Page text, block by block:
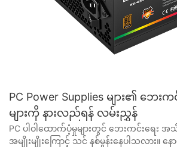
PC Power Supplies များ၏ ဘေး
များကို နားလည်ရန် လမ်းညွှန်
PC ပါဝါထောက်ပံ့မှုများတွင် ဘေးကင်းရေး အသိအမှတ်ပြုလက်မှတ် အမျိုးမျိုးကြောင့် သင် နစ်မွန်းနေပါသလား။ နောက်ထပ်မကြည့်ပါနဲ့။ ဤပြည့်စုံသောလမ်းညွှန်ချက်သည် မတူညီသော အသိအမှတ်ပြုလက်မှတ်များကို ခွဲခြမ်းစိပ်ဖြာပြီး သင့်ကွန်ပျူတာအတွက် ဘေးကင်းပြီး ယုံကြည်စိတ်ချရသော ပါဝါထောက်ပံ့မှုကို သေချာစေရန်အတွက် မည်သည့်အရာများသည် အရေးကြီးကြောင်း နားလည်ကူညီပေးပါမည်။ အသိပေးပြီး သင့် PC စနစ်ထည့်သွင်းမှုအတွက် အကောင်းဆုံးရွေးချယ်မှုပြုလုပ်ပါ။ - PC Power Supplies ၏ ခြုံငုံသုံးသပ်ချက်နှင့် Safety Certifications ၏ အရေးပါမှု ယနေ့နည်းပညာဖြင့်မောင်းနှင်သောကမ္ဘာတွင်၊ PC power supply နှင့်ပတ်သက်လာသောအခါဘေးကင်းရေးလက်မှတ်များ၏အရေးကြီးမှုကိုနားလည်ရန်အရေးကြီးပါသည်။ မည်သည့်ကွန်ပြူတာစနစ်၏ဗဟိုချက်အဖြစ်မဆို အကောင်းဆုံးစွမ်းဆောင်ရည်နှင့် လုပ်ဆောင်နိုင်စွမ်းကိုသေချာစေရန်အတွက် လိုအပ်သော လျှပ်စစ်စွမ်းအင်ကို ပါဝါထောက်ပံ့မှုတွင် တာဝန်ရှိပါသည်။ ယုံကြည်စိတ်ချရပြီး ဘေးကင်းလုံခြုံသော ပါဝါထောက်ပံ့မှုမရှိပါက ကွန်ပျူတာစနစ်သည် ပျက်စီးခြင်း၊ ချွတ်ယွင်းခြင်း သို့မဟုတ် မီးဘေးအန္တရာယ်များပင် ဖြစ်နိုင်ချေရှိသည်။ PC ပါဝါထောက်ပံ့မှုကို ဝယ်ယူသည့်အခါတွင် သုံးစွဲသူများသည် ပါဝါထောက်ပံ့ရောင်းချသူများနှင့် ထုတ်လုပ်သူများထံမှ ရွေးချယ်စရာများစွာနှင့် ရင်ဆိုင်ရလေ့ရှိသည်။ သင့်ကွန်ပြူတာစနစ်၏ ဘေးကင်းပြီး အသက်ရှည်ကြောင်း သေချာစေရန်အတွက် အဆိုပါ ပါဝါထောက်ပံ့မှုများနှင့် ဆက်စပ်သော ဘေးကင်းရေး လက်မှတ်များကို နားလည်ရန် အရေးကြီးပါသည်။ ပထမဦးစွာ၊ အရေးကြီးဆုံးအချက်မှာ power supply သည် မည်ကဲ့သို့ လုပ်ဆောင်သည်ကို နားလည်ရန် အရေးကြီးပါသည်။ PC ပါဝါထောက်ပံ့မှုသည် နံရံပလပ်ပေါက်မှ AC ပါဝါအား DC ပါဝါအဖြစ်သို့ ပြောင်းလဲပေးသည့် စက်ပစ္စည်းတစ်ခုဖြစ်ပြီး ကွန်ပျူတာစနစ်အတွင်းရှိ အစိတ်အပိုင်းများကို အသုံးပြုနိုင်သည်။ ဤလုပ်ငန်းစဉ်တွင် ကာပတ်စီတာများ၊ ထရန်စစ္စတာများနှင့် ထရန်စဖော်မာများကဲ့သို့ အမျိုးမျိုးသော လျှပ်စစ်အစိတ်အပိုင်းများပါ၀င်ပြီး ၎င်းတို့အားလုံးသည် အရည်အသွေးမြင့်ပြီး ဘေးကင်းလုံခြုံသော စံချိန်စံညွှန်းများနှင့် ကိုက်ညီရမည် ဖြစ်သည်။ PC ပါဝါထောက်ပံ့မှုကို ၀ ယ်သောအခါရှာဖွေရန်အရေးကြီးဆုံးဘေးကင်းလုံခြုံရေးလက်မှတ်များထဲမှတစ်ခုမှာ UL (Underwriters Laboratories) လက်မှတ်ဖြစ်သည်။ ဤအသိအမှတ်ပြုလက်မှတ်သည် ပါဝါထောက်ပံ့မှုကို စမ်းသပ်ပြီး ကမ္ဘာလုံးဆိုင်ရာ အသိအမှတ်ပြုဘေးကင်းရေးအဖွဲ့အစည်း UL မှ သတ်မှတ်ထားသည့် ဘေးကင်းရေးစံနှုန်းများနှင့် ကိုက်ညီကြောင်း သေချာစေပါသည်။ UL အသိအမှတ်ပြု ပါဝါထောက်ပံ့မှုတစ်ခုသည် လျှပ်စစ်ရှော့ခ်ဖြစ်မှု၊ မီးဘေးအန္တရာယ်နှင့် အခြားဖြစ်နိုင်ခြေအန္တရာယ်များအတွက် တင်းကျပ်သောဘေးကင်းရေးစံနှုန်းများနှင့် ကိုက်ညီကြောင်း သေချာစေရန် ပြင်းထန်သောစမ်းသပ်မှုကို ပြုလုပ်ထားသည်။ UL လက်မှတ်အပြင် PC ပါဝါထောက်ပံ့မှုကို ဝယ်ယူသည့်အခါ ရှာဖွေရန် အခြားဘေးကင်းလုံခြုံရေး လက်မှတ်များလည်း ရှိသေးသည်။ ၎င်းတို့တွင် CE (Conformité Européenne)၊ FCC (ဖက်ဒရယ်ဆက်သွယ်ရေးကော်မရှင်) နှင့် RoHS (အန္တရာယ်ရှိသောပစ္စည်းကန့်သတ်ခြင်း) ကဲ့သို့သော အသိအမှတ်ပြုလက်မှတ်များ ပါဝင်သည်။ ဤထောက်ခံချက်တစ်ခုစီသည် ပါဝါထောက်ပံ့မှုကို စမ်းသပ်ပြီး မတူညီသော ဒေသများနှင့် စည်းမျဉ်းများအလိုက် ဘေးကင်းရေးစံနှုန်းများနှင့် ကိုက်ညီကြောင်း သေချာစေသည်။ ပါဝါထောက်ပံ့သူ သို့မဟုတ် ထုတ်လုပ်သူအား ရွေးချယ်သည့်အခါ၊ ဘေးကင်းပြီး ယုံကြည်စိတ်ချရသော ပါဝါထောက်ပံ့ရေးပစ္စည်းများ ထုတ်လုပ်ခြင်းအတွက် ၎င်းတို့၏ ဂုဏ်သတင်းနှင့် ခြေရာခံမှတ်တမ်းကို သုတေသနပြုရန် အရေးကြီးပါသည်။ အရည်အသွေးမြင့်ထုတ်ကုန်များထုတ်လုပ်သည့်သမိုင်းကြောင်းရှိပြီး ဘေးကင်းရေးနှင့် စက်မှုလုပ်ငန်းစံနှုန်းများကိုလိုက်နာရန် ခိုင်မာသောကတိကဝတ်ရှိသည့်ကုမ္ပဏီများကို ရှာဖွေပါ။ နိဂုံးချုပ်အနေဖြင့်၊ PC ပါဝါထောက်ပံ့မှုများ၏ ဘေးကင်းရေး အသိအမှတ်ပြုလက်မှတ်များကို နားလည်ခြင်းသည် သင့်ကွန်ပျူတာစနစ်၏ ဘေးကင်းမှုနှင့် ယုံကြည်စိတ်ချရမှုကို သေချာစေရန်အတွက် အရေးကြီးပါသည်။ ကျော်ကြားသောအဖွဲ့အစည်းများမှ စမ်းသပ်ပြီး အသိအမှတ်ပြုထားသော ပါဝါထောက်ပံ့မှုအား ရွေးချယ်ခြင်းဖြင့်၊ သင့်ကွန်ပျူတာစနစ်ကို ဖြစ်နိုင်ချေရှိသော အန္တရာယ်များနှင့် အန္တရာယ်များမှ ကာကွယ်ထားကြောင်း သင်စိတ်ချနိုင်ပါသည်။ PC ပါဝါထောက်ပံ့မှုကို ဝယ်ယူသည့်အခါ ဘေးကင်းရေးကို အမြဲဦးစားပေးရန် မမေ့ပါနှင့်၊ သင့်စိတ်အေးချမ်းမှုအတွက် ဂုဏ်သိက္ခာရှိသော ပါဝါထောက်ပံ့သူ သို့မဟုတ် ထုတ်လုပ်သူအား ရွေးချယ်ပါ။ - PC Power Supplies အတွက် ဘုံလုံခြုံရေး လက်မှတ်များ ယနေ့ခေတ်ကမ္ဘာကြီးတွင်၊ အလုပ်၊ ဖျော်ဖြေရေး သို့မဟုတ် ဆက်သွယ်ရေးအတွက်ဖြစ်စေ ကျွန်ုပ်တို့၏နေ့စဉ်ဘဝများတွင် ကွန်ပျူတာများသည် မရှိမဖြစ်လိုအပ်သောအစိတ်အပိုင်းတစ်ခုဖြစ်လာသည်။ ကွန်ပျူတာတိုင်း၏ နှလုံးသားတွင် ပါဝါထောက်ပံ့ရေးယူနစ် (PSU) သည် ကွန်ပြူတာအတွင်းရှိ အစိတ်အပိုင်းအားလုံးကို ပါဝါပေးပို့ရန် တာဝန်ရှိသည်။ သင့်ကွန်ပြူတာတည်ဆောက်မှုအတွက် PSU ကိုရွေးချယ်သည့်အခါတွင် ထည့်သွင်းစဉ်းစားရမည့် အရေးကြီးဆုံးအချက်တစ်ခုမှာ ဘေးကင်းရေးလက်မှတ်များဖြစ်သည်။ ဤအသိအမှတ်ပြုလက်မှတ်များသည် PSU သည် ဘေးအန္တရာယ်ကင်းရှင်းမှုနှင့် အရည်အသွေးအတွက် အချို့သောစက်မှုလုပ်ငန်းစံနှုန်းများနှင့် ကိုက်ညီကြောင်း သေချာစေပြီး၊ သင့်ကွန်ပျူတာသည် ဖြစ်နိုင်ချေရှိသော အန္တရာယ်များမှ ကာကွယ်ပေးကြောင်း စိတ်အေးချမ်းသာစွာ ပေးဆောင်သည်။ သင်၏ PC အတွက် PSU ကိုရွေးချယ်ရာတွင် သင်ရှာဖွေသင့်သည့် ဘုံဘေးကင်းရေး လက်မှတ်များစွာရှိသည်။ ပထမဆုံးနှင့် အထင်ရှားဆုံး အသိအမှတ်ပြုလက်မှတ်မှာ ကမ္ဘာလုံးဆိုင်ရာ ဘေးကင်းရေးအတိုင်ပင်ခံနှင့် အသိအမှတ်ပြုလက်မှတ်ကုမ္ပဏီတစ်ခုဖြစ်သည့် Underwriters Laboratories မှ ထုတ်ပေးသော UL လက်မှတ်ဖြစ်သည်။ UL အသိအမှတ်ပြုလက်မှတ်ပါရှိသော PSU သည် တင်းကျပ်သောဘေးကင်းရေးစံနှုန်းများနှင့် ကိုက်ညီပြီး သတ်မှတ်ထားသောဘောင်များအတွင်း ဘေးကင်းစွာလည်ပတ်နိုင်စေရန်အတွက် ပြင်းထန်သောစမ်းသပ်မှုများကို ပြုလုပ်ခဲ့ပါသည်။ ရှာဖွေရန် နောက်ထပ်အရေးကြီးသော အသိအမှတ်ပြုလက်မှတ်မှာ PSU သည် ဥရောပသမဂ္ဂဘေးကင်းရေးစံနှုန်းများနှင့် ကိုက်ညီကြောင်း ညွှန်ပြသော CE အမှတ်အသားဖြစ်သည်။ CE အမှတ်အသားသည် EU တွင်ရောင်းချသည့် အီလက်ထရွန်နစ်ထုတ်ကုန်အားလုံးအတွက် မရှိမဖြစ်လိုအပ်ချက်ဖြစ်ပြီး PSU သည် လိုအပ်သောဘေးကင်းမှုနှင့် သဘာဝပတ်ဝန်းကျင်ဆိုင်ရာလိုအပ်ချက်များနှင့် ကိုက်ညီကြောင်း သေချာစေပါသည်။ UL နှင့် CE လက်မှတ်များအပြင် FCC၊ RoHS နှင့် TUV ကဲ့သို့သော အသိအမှတ်ပြုလက်မှတ်များကိုလည်း ရှာဖွေသင့်သည်။ FCC အသိအမှတ်ပြုလက်မှတ်သည် အမေရိကန်ပြည်ထောင်စုရှိ လျှပ်စစ်သံလိုက်ဝင်ရောက်စွက်ဖက်မှုဆိုင်ရာ စည်းမျဉ်းများနှင့် ကိုက်ညီကြောင်း သေချာစေပြီး RoHS လက်မှတ်သည် အီလက်ထရွန်နစ်ထုတ်ကုန်များတွင် အန္တရာယ်ရှိသော အရာအချို့အသုံးပြုမှုကို ကန့်သတ်ထားသည်။ အခြားတစ်ဖက်တွင် TUV အသိအမှတ်ပြုလက်မှတ်ကို ဂျာမန်အသိအမှတ်ပြုအဖွဲ့ TUV Rheinland မှထုတ်ပေးပြီး PSU သည် တင်းကျပ်သောဘေးကင်းမှုနှင့် အရည်အသွေးစံနှုန်းများနှင့်ပြည့်မီကြောင်း အာမခံပါသည်။ သင့် PC အတွက် PSU တစ်ခုကို ရွေးချယ်သောအခါတွင် လိုအပ်သော ဘေးကင်းရေး အသိအမှတ်ပြု လက်မှတ်များပါရှိသော ထုတ်ကုန်များကို ပေးဆောင်သည့် ဂုဏ်သိက္ခာရှိသော ပါဝါထောက်ပံ့သူ သို့မဟုတ် ပါဝါထောက်ပံ့သည့် ထုတ်လုပ်သူအား ရှာဖွေရန် အရေးကြီးပါသည်။ မှန်ကန်သော အသိအမှတ်ပြုလက်မှတ်များနှင့်အတူ PSU ကို ရွေးချယ်ခြင်းဖြင့်၊ သင့်ကွန်ပျူတာသည် လျှပ်စစ်အန္တရာယ်များနှင့် ချို့ယွင်းချက်များမှ ကာကွယ်ထားကြောင်း သေချာစေကာ သင့် PC ကို ယုံကြည်စိတ်ချစွာ အသုံးပြုနိုင်မည်ဖြစ်သည်။ နိဂုံးချုပ်အနေဖြင့်၊ သင့်ကွန်ပျူတာ၏ ဘေးကင်းမှုနှင့် စွမ်းဆောင်ရည်ကို သေချာစေရန်အတွက် PC ပါဝါထောက်ပံ့မှုများ၏ လုံခြုံရေးဆိုင်ရာ အသိအမှတ်ပြုလက်မှတ်များကို နားလည်ရန် အရေးကြီးပါသည်။ ကျော်ကြားသော ပါဝါထောက်ပံ့သူ သို့မဟုတ် ထုတ်လုပ်သူထံမှ မှန်ကန်သော အသိအမှတ်ပြုလက်မှတ်များနှင့်အတူ PSU ကို ရွေးချယ်ခြင်းဖြင့်၊ သင်သည် သင်၏ရင်းနှီးမြှုပ်နှံမှုကို ကာကွယ်နိုင်ပြီး ယုံကြည်စိတ်ချရသော ကွန်ပျူတာအတွေ့အကြုံကို ခံစားနိုင်သည်။ ဒါကြောင့် နောက်တစ်ကြိမ် PSU အသစ်အတွက် စျေးကွက်ထဲရောက်တဲ့အခါ သင့်ကွန်ပျူတာဟာ ဘေးကင်းလုံခြုံကြောင်း သေချာစေဖို့ UL, CE, FCC, FCC, RoHS နဲ့ TUV အသိအမှတ်ပြုလက်မှတ်တွေကို ရှာကြည့်ပါ။ - ဘေးကင်းရေး အသိအမှတ်ပြုလက်မှတ်များအတွက် စံသတ်မှတ်ချက်များနှင့် စမ်းသပ်ခြင်းနည်းလမ်းများ PC ပါဝါထောက်ပံ့မှုများ၏ ဘေးကင်းမှုနှင့် ယုံကြည်စိတ်ချရမှုကို သေချာစေရန်အတွက် အမျိုးမျိုးသော ဘေးကင်းရေးဆိုင်ရာ အသိအမှတ်ပြုလက်မှတ်များကို နားလည်ရန် အရေးကြီးပါသ